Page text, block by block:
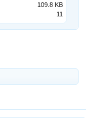
109.8 KB
11